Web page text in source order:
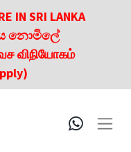
IN SRI LANKA
නොමිලේ
விநியோகம்